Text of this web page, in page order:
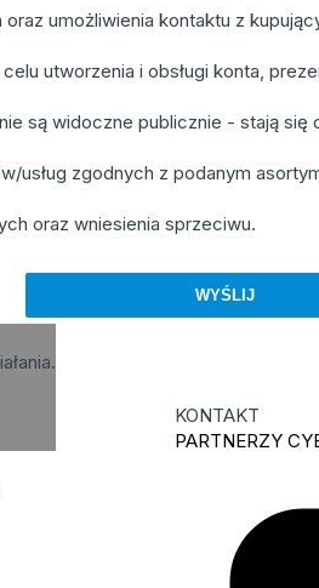
umożliwienia kontaktu z
utworzenia i obsługi konta,
są widoczne publicznie - stają się
usług zgodnych z podanym
oraz wniesienia sprzeciwu.
KONTAKT
PARTNERZY